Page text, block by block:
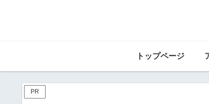
トップページ
PR